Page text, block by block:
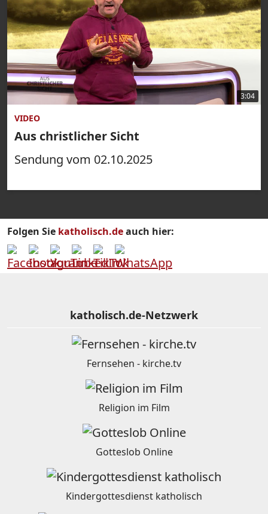
3:04
VIDEO
Aus christlicher Sicht
Sendung vom 02.10.2025
Folgen Sie katholisch.deauch hier:
katholisch.de-Netzwerk
Fernsehen - kirche.tv
Religion im Film
Gotteslob Online
Kindergottesdienst katholisch